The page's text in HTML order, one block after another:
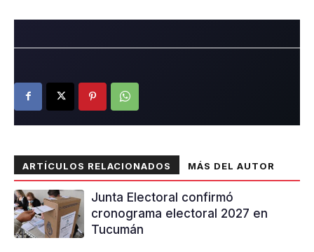
ARTÍCULOS RELACIONADOS MÁS DEL AUTOR
Junta Electoral confirmó
cronograma electoral 2027 en
Tucumán